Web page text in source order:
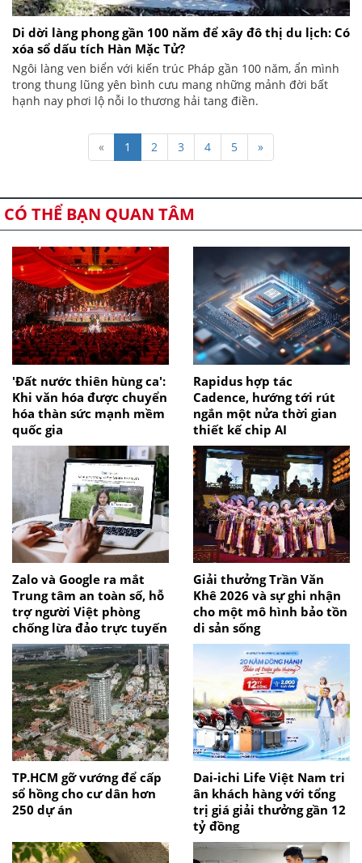
Di dời làng phong gần 100 năm để xây đô thị du lịch: Có
xóa sổ dấu tích Hàn Mặc Tử?
Ngôi làng ven biển với kiến trúc Pháp gần 100 năm, ẩn mình
trong thung lũng yên bình cưu mang những mảnh đời bất
hạnh nay phơi lộ nỗi lo thương hải tang điền.
« 1 2 3 4 5 »
CÓ THỂ BẠN QUAN TÂM
'Đất nước thiên hùng ca':
Khi văn hóa được chuyển
hóa thàn sức mạnh mềm
quốc gia
Rapidus hợp tác
Cadence, hướng tới rút
ngắn một nửa thời gian
thiết kế chip AI
Zalo và Google ra mắt
Trung tâm an toàn số, hỗ
trợ người Việt phòng
chống lừa đảo trực tuyến
Giải thưởng Trần Văn
Khê 2026 và sự ghi nhận
cho một mô hình bảo tồn
di sản sống
TP.HCM gỡ vướng để cấp
sổ hồng cho cư dân hơn
250 dự án
Dai-ichi Life Việt Nam tri
ân khách hàng với tổng
trị giá giải thưởng gần 12
tỷ đồng